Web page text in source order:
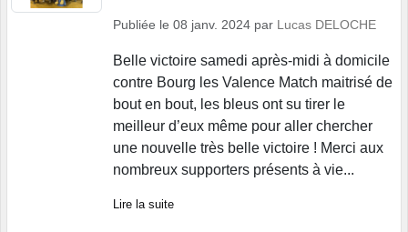
Publiée le 08 janv. 2024 par Lucas DELOCHE
Belle victoire samedi après-midi à domicile
contre Bourg les Valence Match maitrisé de
bout en bout, les bleus ont su tirer le
meilleur d’eux même pour aller chercher
une nouvelle très belle victoire ! Merci aux
nombreux supporters présents à vie...
Lire la suite